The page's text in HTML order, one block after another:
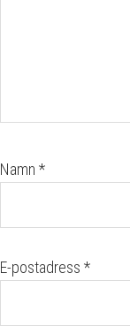
Namn *
E-postadress *